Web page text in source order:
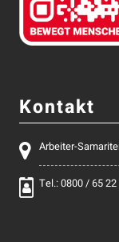
Kontakt
Arbeiter-
Tel.: 0800 / 65